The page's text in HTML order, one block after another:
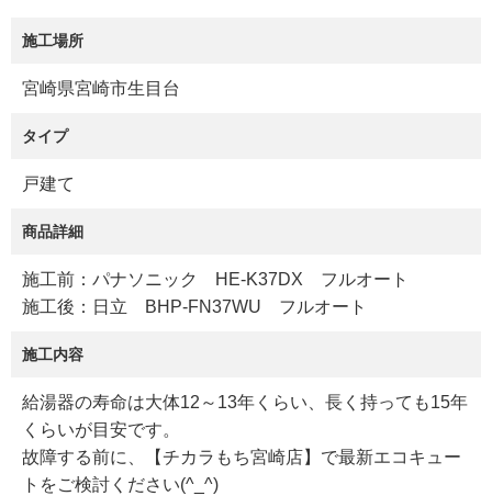
施工場所
宮崎県宮崎市生目台
タイプ
戸建て
商品詳細
施工前：パナソニック HE-K37DX フルオート
施工後：日立 BHP-FN37WU フルオート
施工内容
給湯器の寿命は大体12～13年くらい、長く持っても15年
くらいが目安です。
故障する前に、【チカラもち宮崎店】で最新エコキュー
トをご検討ください(^_^)